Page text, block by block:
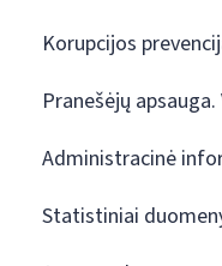
Korupcijos
Pranešėjų
Administracinė
Statistiniai